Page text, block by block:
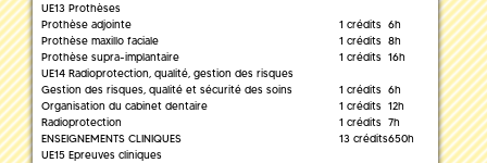
UE13 Prothèses
Prothèse adjointe
1 crédits 6h
Prothèse maxillo faciale
1 crédits 8h
Prothèse supra-implantaire
1 crédits 16h
UE14 Radioprotection, qualité, gestion des risques
Gestion des risques, qualité et sécurité des soins
1 crédits 6h
Organisation du cabinet dentaire
1 crédits 12h
Radioprotection
1 crédits 7h
ENSEIGNEMENTS CLINIQUES
13 crédits650h
UE15 Epreuves cliniques